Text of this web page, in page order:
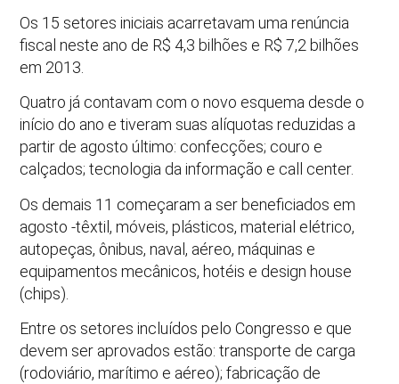
Os 15 setores iniciais acarretavam uma renúncia
fiscal neste ano de R$ 4,3 bilhões e R$ 7,2 bilhões
em 2013.
Quatro já contavam com o novo esquema desde o
início do ano e tiveram suas alíquotas reduzidas a
partir de agosto último: confecções; couro e
calçados; tecnologia da informação e call center.
Os demais 11 começaram a ser beneficiados em
agosto -têxtil, móveis, plásticos, material elétrico,
autopeças, ônibus, naval, aéreo, máquinas e
equipamentos mecânicos, hotéis e design house
(chips).
Entre os setores incluídos pelo Congresso e que
devem ser aprovados estão: transporte de carga
(rodoviário, marítimo e aéreo); fabricação de